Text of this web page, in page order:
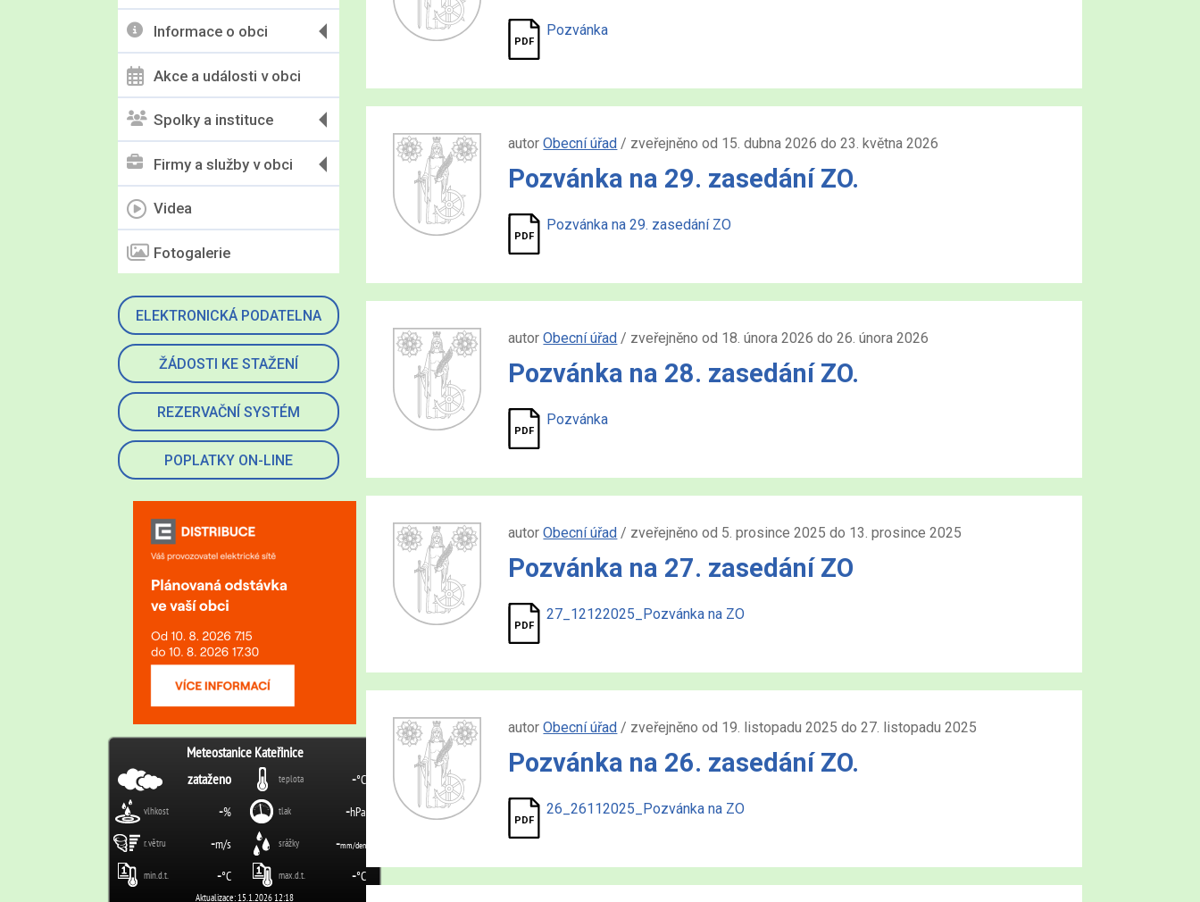
Informace o obci
Akce a události v obci
Spolky a instituce
Firmy a služby v obci
Videa
Fotogalerie
ELEKTRONICKÁ PODATELNA
ŽÁDOSTI KE STAŽENÍ
REZERVAČNÍ SYSTÉM
POPLATKY ON-LINE
Pozvánka
autorObecní úřad / zveřejněno od 15. dubna 2026 do 23. května 2026
Pozvánka na 29. zasedání ZO.
Pozvánka na 29. zasedání ZO
autorObecní úřad / zveřejněno od 18. února 2026 do 26. února 2026
Pozvánka na 28. zasedání ZO.
Pozvánka
autorObecní úřad / zveřejněno od 5. prosince 2025 do 13. prosince 2025
Pozvánka na 27. zasedání ZO
27_12122025_Pozvánka na ZO
autorObecní úřad / zveřejněno od 19. listopadu 2025 do 27. listopadu 2025
Pozvánka na 26. zasedání ZO.
26_26112025_Pozvánka na ZO